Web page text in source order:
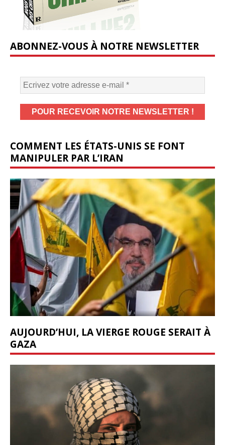
ABONNEZ-VOUS À NOTRE NEWSLETTER
COMMENT LES ÉTATS-UNIS SE FONT
MANIPULER PAR L’IRAN
AUJOURD’HUI, LA VIERGE ROUGE SERAIT À
GAZA